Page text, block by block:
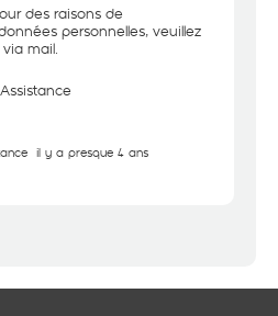
des raisons de
personnelles, veuillez
mail.
il y a presque 4 ans